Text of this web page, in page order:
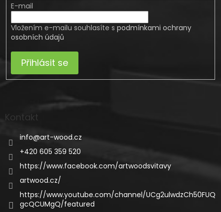
E-mail
Vložením e-mailu souhlasíte s podmínkami ochrany
osobních údajů
Přihlásit se
Kontakt
info@art-wood.cz
+420 605 359 520
https://www.facebook.com/artwoodsvitavy
artwood.cz/
https://www.youtube.com/channel/UCg2ulwdzCh50FUQ
gcQCUMgQ/featured